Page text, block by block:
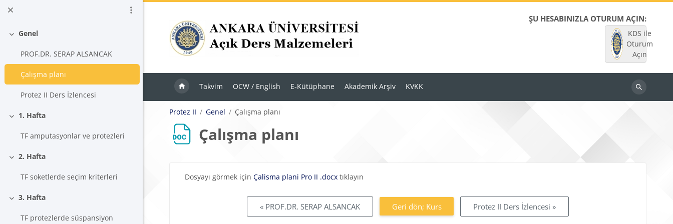
Ana içeriğe git
Daralt
Genel
PROF.DR. SERAP ALSANCAK
Çalışma planı
Protez II Ders İzlencesi
Daralt
1. Hafta
TF amputasyonlar ve protezleri
Daralt
2. Hafta
TF soketlerde seçim kriterleri
Daralt
3. Hafta
TF protezlerde süspansiyon
ŞU HESABINIZLA OTURUM AÇIN:
KDS ile
Oturum
Açın
Takvim OCW / English E-Kütüphane Akademik Arşiv KVKK
Dersleri
Protez II Genel Çalışma planı
Çalışma planı
Tamamlama Gereklilikleri
Dosyayı görmek için Çalisma plani Pro II .docxtıklayın
« PROF.DR. SERAP ALSANCAK Geri dön; Kurs Protez II Ders İzlencesi »